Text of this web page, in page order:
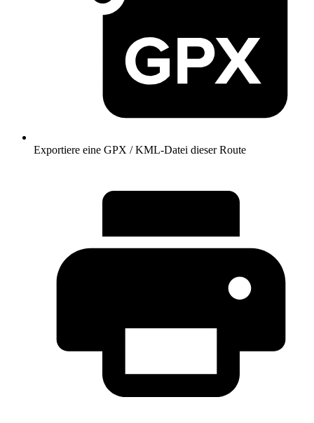
Exportiere eine GPX / KML-Datei dieser Route